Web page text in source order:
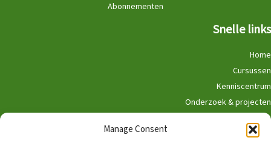
Manage Consent
Abonnementen
Snelle links
Home
Cursussen
Kenniscentrum
Onderzoek & projecten
Doe mee
Winkel